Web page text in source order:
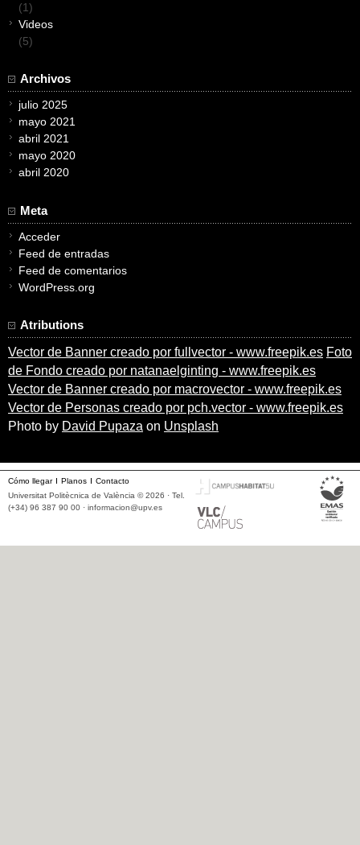
(1)
Videos
(5)
Archivos
julio 2025
mayo 2021
abril 2021
mayo 2020
abril 2020
Meta
Acceder
Feed de entradas
Feed de comentarios
WordPress.org
Atributions
Vector de Banner creado por fullvector - www.freepik.es Foto
de Fondo creado por natanaelginting - www.freepik.es
Vector de Banner creado por macrovector - www.freepik.es
Vector de Personas creado por pch.vector - www.freepik.es
Photo by David Pupaza on Unsplash
Cómo llegar Planos
Contacto
Universitat Politècnica de València © 2026 · Tel.
(+34) 96 387 90 00 · informacion@upv.es